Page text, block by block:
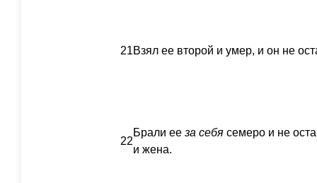
21Взял ее второй и умер, и он не
22
Брали ее за себя семеро и не
и жена.